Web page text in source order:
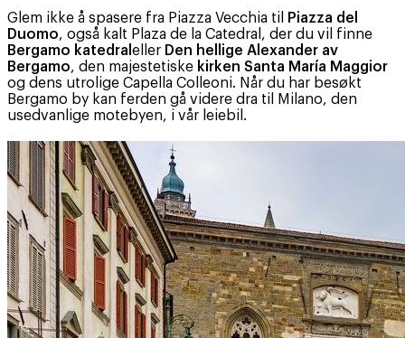
Glem ikke å spasere fra Piazza Vecchia til
Piazza del
Duomo, også kalt Plaza de la Catedral, der du vil finne
Bergamo katedral eller Den hellige Alexander av
Bergamo, den majestetiske kirken Santa María Maggior
og dens utrolige Capella Colleoni. Når du har besøkt
Bergamo by kan ferden gå videre dra til Milano, den
usedvanlige motebyen, i vår leiebil.